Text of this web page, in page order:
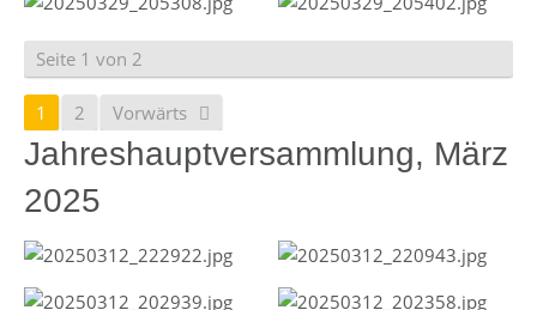
Seite 1 von 2
1 2 Vorwärts
Jahreshauptversammlung, März
2025